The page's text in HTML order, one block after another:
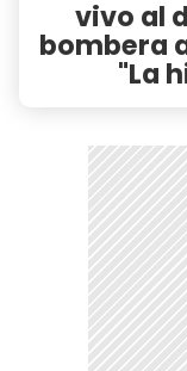
vivo al
bombera
"La